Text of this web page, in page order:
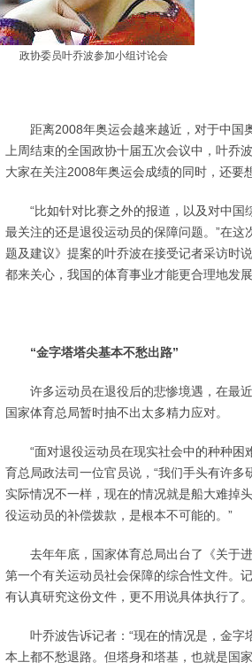
政协委员叶乔波参加小组讨论会
距离2008年奥运会越来越近，对于中国
上周结束的全国政协十届五次会议中，叶乔
大家在关注2008年奥运会成绩的同时，还要
“比如针对比赛之外的报道，以及对中国
最关注的还是退役运动员的保障问题。”在
题及建议》提案的叶乔波在接受记者采访时
都来关心，我国的体育事业才能更合理地发展
“金字塔塔尖基本不愁出路”
许多运动员在退役后的悲惨境遇，在最近
国家体育总局暂时抽不出太多精力应对。
“面对退役运动员在现实社会中的种种困
育总局政法司一位官员说，“我们手头有许
实际情况不一样，现在的情况就是船大难掉
役运动员的补偿拨款，是根本不可能的。”
去年年底，国家体育总局出台了《关于进
第一个有关运动员社会保障的综合性文件。
有认真研究这份文件，更不用说具体执行了。
叶乔波告诉记者：“现在的情况是，金字
本上都不愁退路。但塔身和塔基，也就是国